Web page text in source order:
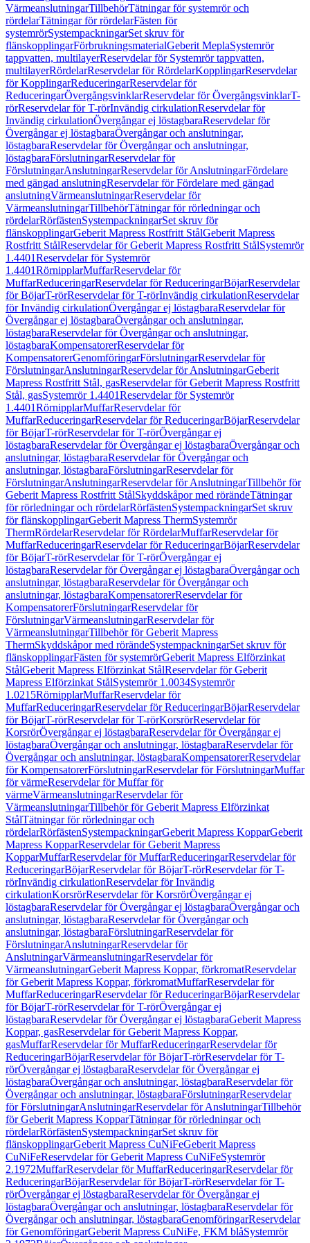
VärmeanslutningarTillbehörTätningar för systemrör och
rördelarTätningar för rördelarFästen för
systemrörSystempackningarSet skruv för
flänskopplingarFörbrukningsmaterialGeberit MeplaSystemrör
tappvatten, multilayerReservdelar för Systemrör tappvatten,
multilayerRördelarReservdelar för RördelarKopplingarReservdelar
för KopplingarReduceringarReservdelar för
ReduceringarÖvergångsvinklarReservdelar för ÖvergångsvinklarT-
rörReservdelar för T-rörInvändig cirkulationReservdelar för
Invändig cirkulationÖvergångar ej löstagbaraReservdelar för
Övergångar ej löstagbaraÖvergångar och anslutningar,
löstagbaraReservdelar för Övergångar och anslutningar,
löstagbaraFörslutningarReservdelar för
FörslutningarAnslutningarReservdelar för AnslutningarFördelare
med gängad anslutningReservdelar för Fördelare med gängad
anslutningVärmeanslutningarReservdelar för
VärmeanslutningarTillbehörTätningar för rörledningar och
rördelarRörfästenSystempackningarSet skruv för
flänskopplingarGeberit Mapress Rostfritt StålGeberit Mapress
Rostfritt StålReservdelar för Geberit Mapress Rostfritt StålSystemrör
1.4401Reservdelar för Systemrör
1.4401RörnipplarMuffarReservdelar för
MuffarReduceringarReservdelar för ReduceringarBöjarReservdelar
för BöjarT-rörReservdelar för T-rörInvändig cirkulationReservdelar
för Invändig cirkulationÖvergångar ej löstagbaraReservdelar för
Övergångar ej löstagbaraÖvergångar och anslutningar,
löstagbaraReservdelar för Övergångar och anslutningar,
löstagbaraKompensatorerReservdelar för
KompensatorerGenomföringarFörslutningarReservdelar för
FörslutningarAnslutningarReservdelar för AnslutningarGeberit
Mapress Rostfritt Stål, gasReservdelar för Geberit Mapress Rostfritt
Stål, gasSystemrör 1.4401Reservdelar för Systemrör
1.4401RörnipplarMuffarReservdelar för
MuffarReduceringarReservdelar för ReduceringarBöjarReservdelar
för BöjarT-rörReservdelar för T-rörÖvergångar ej
löstagbaraReservdelar för Övergångar ej löstagbaraÖvergångar och
anslutningar, löstagbaraReservdelar för Övergångar och
anslutningar, löstagbaraFörslutningarReservdelar för
FörslutningarAnslutningarReservdelar för AnslutningarTillbehör för
Geberit Mapress Rostfritt StålSkyddskåpor med rörändeTätningar
för rörledningar och rördelarRörfästenSystempackningarSet skruv
för flänskopplingarGeberit Mapress ThermSystemrör
ThermRördelarReservdelar för RördelarMuffarReservdelar för
MuffarReduceringarReservdelar för ReduceringarBöjarReservdelar
för BöjarT-rörReservdelar för T-rörÖvergångar ej
löstagbaraReservdelar för Övergångar ej löstagbaraÖvergångar och
anslutningar, löstagbaraReservdelar för Övergångar och
anslutningar, löstagbaraKompensatorerReservdelar för
KompensatorerFörslutningarReservdelar för
FörslutningarVärmeanslutningarReservdelar för
VärmeanslutningarTillbehör för Geberit Mapress
ThermSkyddskåpor med rörändeSystempackningarSet skruv för
flänskopplingarFästen för systemrörGeberit Mapress Elförzinkat
StålGeberit Mapress Elförzinkat StålReservdelar för Geberit
Mapress Elförzinkat StålSystemrör 1.0034Systemrör
1.0215RörnipplarMuffarReservdelar för
MuffarReduceringarReservdelar för ReduceringarBöjarReservdelar
för BöjarT-rörReservdelar för T-rörKorsrörReservdelar för
KorsrörÖvergångar ej löstagbaraReservdelar för Övergångar ej
löstagbaraÖvergångar och anslutningar, löstagbaraReservdelar för
Övergångar och anslutningar, löstagbaraKompensatorerReservdelar
för KompensatorerFörslutningarReservdelar för FörslutningarMuffar
för värmeReservdelar för Muffar för
värmeVärmeanslutningarReservdelar för
VärmeanslutningarTillbehör för Geberit Mapress Elförzinkat
StålTätningar för rörledningar och
rördelarRörfästenSystempackningarGeberit Mapress KopparGeberit
Mapress KopparReservdelar för Geberit Mapress
KopparMuffarReservdelar för MuffarReduceringarReservdelar för
ReduceringarBöjarReservdelar för BöjarT-rörReservdelar för T-
rörInvändig cirkulationReservdelar för Invändig
cirkulationKorsrörReservdelar för KorsrörÖvergångar ej
löstagbaraReservdelar för Övergångar ej löstagbaraÖvergångar och
anslutningar, löstagbaraReservdelar för Övergångar och
anslutningar, löstagbaraFörslutningarReservdelar för
FörslutningarAnslutningarReservdelar för
AnslutningarVärmeanslutningarReservdelar för
VärmeanslutningarGeberit Mapress Koppar, förkromatReservdelar
för Geberit Mapress Koppar, förkromatMuffarReservdelar för
MuffarReduceringarReservdelar för ReduceringarBöjarReservdelar
för BöjarT-rörReservdelar för T-rörÖvergångar ej
löstagbaraReservdelar för Övergångar ej löstagbaraGeberit Mapress
Koppar, gasReservdelar för Geberit Mapress Koppar,
gasMuffarReservdelar för MuffarReduceringarReservdelar för
ReduceringarBöjarReservdelar för BöjarT-rörReservdelar för T-
rörÖvergångar ej löstagbaraReservdelar för Övergångar ej
löstagbaraÖvergångar och anslutningar, löstagbaraReservdelar för
Övergångar och anslutningar, löstagbaraFörslutningarReservdelar
för FörslutningarAnslutningarReservdelar för AnslutningarTillbehör
för Geberit Mapress KopparTätningar för rörledningar och
rördelarRörfästenSystempackningarSet skruv för
flänskopplingarGeberit Mapress CuNiFeGeberit Mapress
CuNiFeReservdelar för Geberit Mapress CuNiFeSystemrör
2.1972MuffarReservdelar för MuffarReduceringarReservdelar för
ReduceringarBöjarReservdelar för BöjarT-rörReservdelar för T-
rörÖvergångar ej löstagbaraReservdelar för Övergångar ej
löstagbaraÖvergångar och anslutningar, löstagbaraReservdelar för
Övergångar och anslutningar, löstagbaraGenomföringarReservdelar
för GenomföringarGeberit Mapress CuNiFe, FKM blåSystemrör